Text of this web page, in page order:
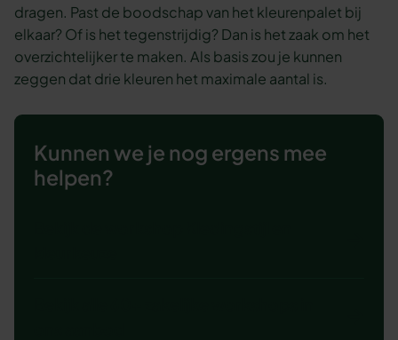
dragen. Past de boodschap van het kleurenpalet bij
elkaar? Of is het tegenstrijdig? Dan is het zaak om het
overzichtelijker te maken. Als basis zou je kunnen
zeggen dat drie kleuren het maximale aantal is.
Kunnen we je nog ergens mee
helpen?